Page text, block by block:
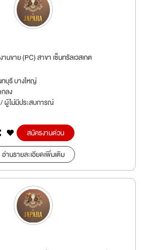
นขาย (PC) สาขา เซ็นทรัลเวสเกต
บุรี บางใหญ่
ลง
ผู้ไม่มีประสบการณ์
สมัครงานด่วน
อ่านรายละเอียดเพิ่มเติม